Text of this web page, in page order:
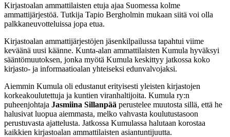
Kirjastoalan ammattilaisten etuja ajaa Suomessa kolme
ammattijärjestöä. Tutkija Tapio Bergholmin mukaan siitä voi olla
palkkaneuvotteluissa jopa etua.
Kirjastoalan ammattijärjestöjen jäsenkilpailussa tapahtui viime
keväänä uusi käänne. Kunta-alan ammattilaisten Kumula hyväksyi
sääntömuutoksen, jonka myötä Kumula keskittyy jatkossa koko
kirjasto- ja informaatioalan yhteiseksi edunvalvojaksi.
Aiemmin Kumula oli edustanut erityisesti yleisten kirjastojen
korkeakoulutettuja ja kuntien viranhaltijoita. Kumula ry:n
puheenjohtaja Jasmiina Sillanpää perustelee muutosta sillä, että he
halusivat luopua aiemmasta, melko vahvasta koulutustasoon
perustuvasta ajattelusta. Jatkossa Kumulassa halutaan korostaa
kaikkien kirjastoalan ammattilaisten asiantuntijuutta.